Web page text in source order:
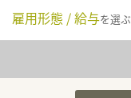
雇用形態 / 給与を選ぶ